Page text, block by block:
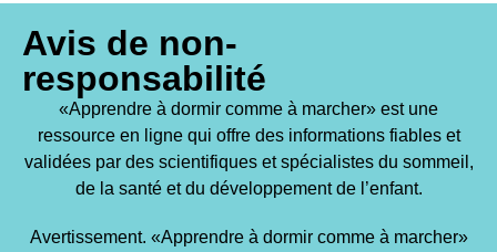
Avis de non-
responsabilité
«Apprendre à dormir comme à marcher» est une
ressource en ligne qui offre des informations fiables et
validées par des scientifiques et spécialistes du sommeil,
de la santé et du développement de l’enfant.
Avertissement. «Apprendre à dormir comme à marcher»